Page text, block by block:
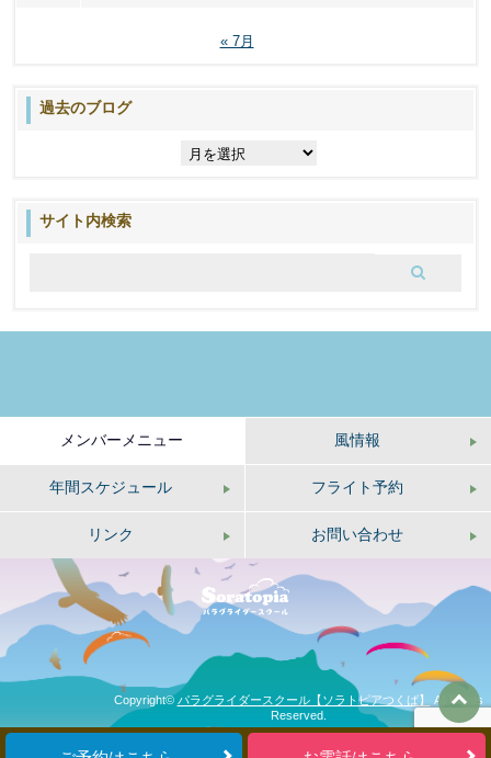
« 7月
過去のブログ
サイト内検索
メンバーメニュー 風情報
年間スケジュール フライト予約
リンク お問い合わせ
Copyright© パラグライダースクール【ソラトピアつくば】
All Rights
Reserved.